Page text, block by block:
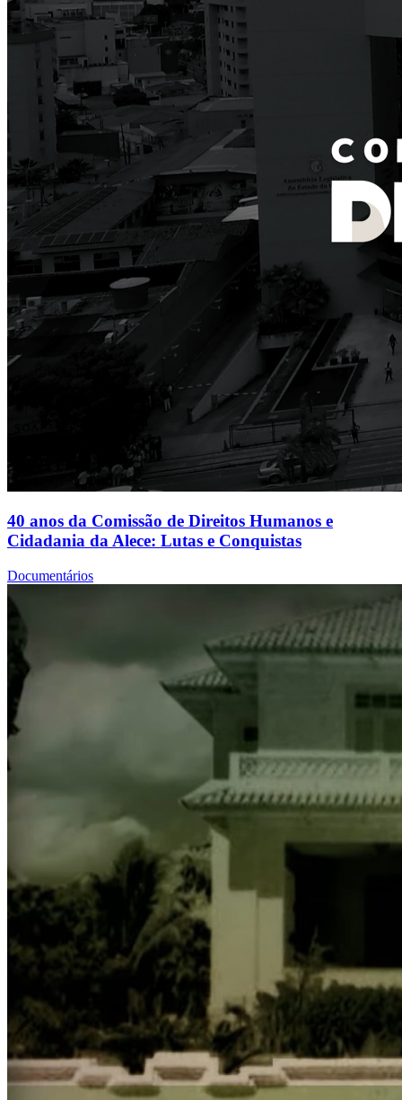
40 anos da Comissão de Direitos Humanos e
Cidadania da Alece: Lutas e Conquistas
Documentários